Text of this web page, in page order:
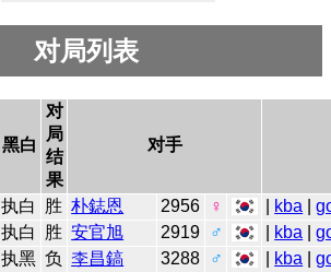
对局列表
黑白
对
局
结
果
对手
执白 胜 朴鋕恩 2956 ♀ kba |
执白 胜 安官旭 2919 ♂ kba |
执黑 负 李昌鎬 3288 ♂ kba |